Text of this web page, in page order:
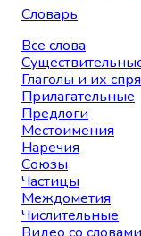
Словарь
Все слова
Глаголы и их
Прилагательные
Предлоги
Местоимения
Наречия
Союзы
Частицы
Междометия
Числительные